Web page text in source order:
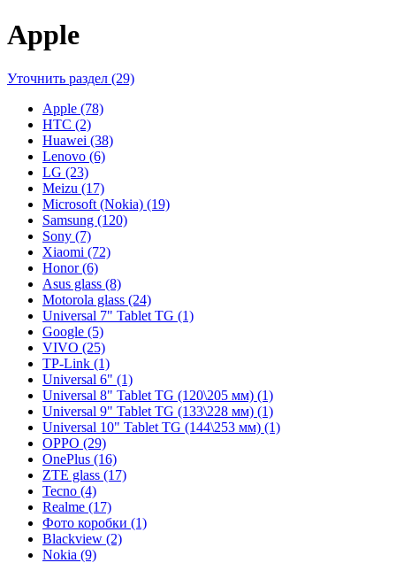
Apple
Уточнить раздел (29)
Apple (78)
HTC (2)
Huawei (38)
Lenovo (6)
LG (23)
Meizu (17)
Microsoft (Nokia) (19)
Samsung (120)
Sony (7)
Xiaomi (72)
Honor (6)
Asus glass (8)
Motorola glass (24)
Universal 7" Tablet TG (1)
Google (5)
VIVO (25)
TP-Link (1)
Universal 6" (1)
Universal 8" Tablet TG (120\205 мм) (1)
Universal 9" Tablet TG (133\228 мм) (1)
Universal 10" Tablet TG (144\253 мм) (1)
OPPO (29)
OnePlus (16)
ZTE glass (17)
Tecno (4)
Realme (17)
Фото коробки (1)
Blackview (2)
Nokia (9)